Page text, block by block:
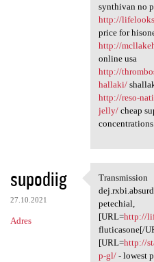
synthivan no
http://
price for
http://
online usa
http://
hallaki/
http://reso-
jelly/cheap
supodiig
27.10.2021
Adres
Transmission
petechial,
[URL=http://
fluticasone[/
[URL=http://
p-gl/- lowest